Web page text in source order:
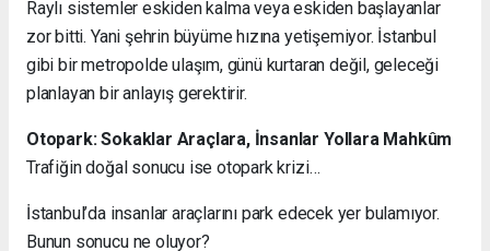
Raylı sistemler eskiden kalma veya eskiden başlayanlar
zor bitti. Yani şehrin büyüme hızına yetişemiyor. İstanbul
gibi bir metropolde ulaşım, günü kurtaran değil, geleceği
planlayan bir anlayış gerektirir.
Otopark: Sokaklar Araçlara, İnsanlar Yollara Mahkûm
Trafiğin doğal sonucu ise otopark krizi…
İstanbul’da insanlar araçlarını park edecek yer bulamıyor.
Bunun sonucu ne oluyor?